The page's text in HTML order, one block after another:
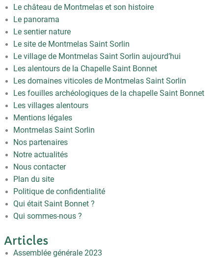
Le château de Montmelas et son histoire
Le panorama
Le sentier nature
Le site de Montmelas Saint Sorlin
Le village de Montmelas Saint Sorlin aujourd’hui
Les alentours de la Chapelle Saint Bonnet
Les domaines viticoles de Montmelas Saint Sorlin
Les fouilles archéologiques de la chapelle Saint Bonnet
Les villages alentours
Mentions légales
Montmelas Saint Sorlin
Nos partenaires
Notre actualités
Nous contacter
Plan du site
Politique de confidentialité
Qui était Saint Bonnet ?
Qui sommes-nous ?
Articles
Assemblée générale 2023